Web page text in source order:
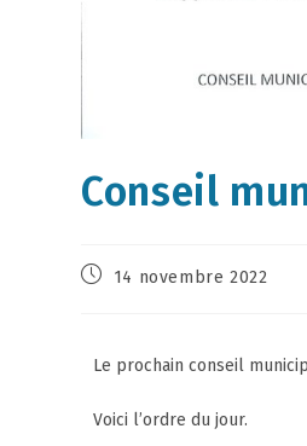
Conseil
14 novembre 2022
Le prochain conseil
Voici l’ordre du jour.